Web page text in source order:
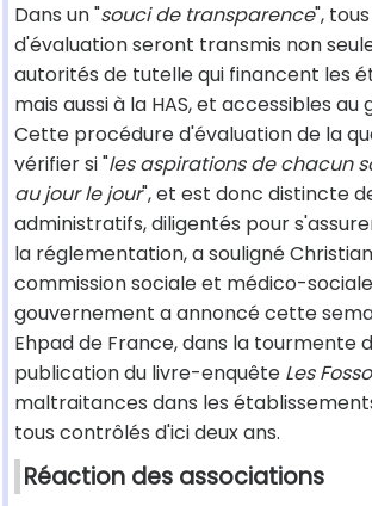
Dans un "souci de transparence",
d'évaluation seront transmis non
autorités de tutelle qui financent les
mais aussi à la HAS, et accessibles au
Cette procédure d'évaluation de la
vérifier si "les aspirations de chacun
au jour le jour", et est donc distincte
administratifs, diligentés pour
la réglementation, a souligné
commission sociale et médico-sociale
gouvernement a annoncé cette
Ehpad de France, dans la tourmente
publication du livre-enquête Les
maltraitances dans les
tous contrôlés d'ici deux ans.
Réaction des associations